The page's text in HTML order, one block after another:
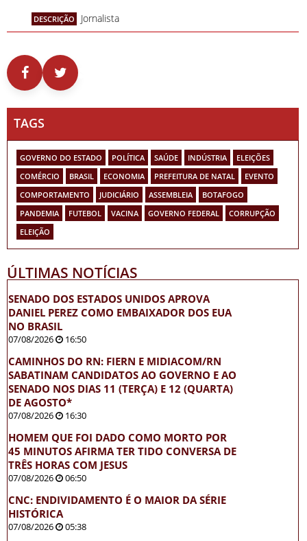
DESCRIÇÃO Jornalista
TAGS
GOVERNO DO ESTADO POLÍTICA SAÚDE INDÚSTRIA
ELEIÇÕES
COMÉRCIO
BRASIL ECONOMIA PREFEITURA DE NATAL
EVENTO
COMPORTAMENTO
JUDICIÁRIO ASSEMBLEIA
BOTAFOGO
PANDEMIA
FUTEBOL VACINA GOVERNO FEDERAL
CORRUPÇÃO
ELEIÇÃO
ÚLTIMAS NOTÍCIAS
SENADO DOS ESTADOS UNIDOS APROVA
DANIEL PEREZ COMO EMBAIXADOR DOS EUA
NO BRASIL
07/08/2026 16:50
CAMINHOS DO RN: FIERN E MIDIACOM/RN
SABATINAM CANDIDATOS AO GOVERNO E AO
SENADO NOS DIAS 11 (TERÇA) E 12 (QUARTA)
DE AGOSTO*
07/08/2026 16:30
HOMEM QUE FOI DADO COMO MORTO POR
45 MINUTOS AFIRMA TER TIDO CONVERSA DE
TRÊS HORAS COM JESUS
07/08/2026 06:50
CNC: ENDIVIDAMENTO É O MAIOR DA SÉRIE
HISTÓRICA
07/08/2026 05:38